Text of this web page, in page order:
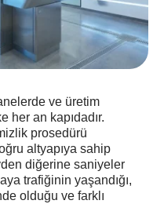
ve üretim
her an kapıdadır.
prosedürü
altyapıya sahip
diğerine saniyeler
trafiğinin yaşandığı,
olduğu ve farklı